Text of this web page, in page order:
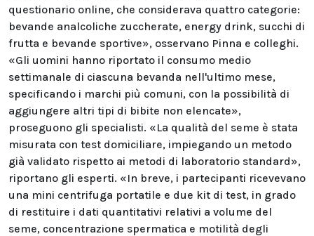
questionario online, che considerava quattro categorie:
bevande analcoliche zuccherate, energy drink, succhi di
frutta e bevande sportive», osservano Pinna e colleghi.
«Gli uomini hanno riportato il consumo medio
settimanale di ciascuna bevanda nell'ultimo mese,
specificando i marchi più comuni, con la possibilità di
aggiungere altri tipi di bibite non elencate»,
proseguono gli specialisti. «La qualità del seme è stata
misurata con test domiciliare, impiegando un metodo
già validato rispetto ai metodi di laboratorio standard»,
riportano gli esperti. «In breve, i partecipanti ricevevano
una mini centrifuga portatile e due kit di test, in grado
di restituire i dati quantitativi relativi a volume del
seme, concentrazione spermatica e motilità degli